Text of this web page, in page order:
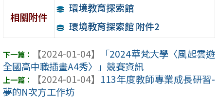
相關附件
環境教育探索館
環境教育探索館 附件2
【2024-01-04】
「2024華梵大學〈風起雲遊
全國高中職插畫A4秀〉」競賽資訊
【2024-01-04】 113年度教師專業成長研習-
夢的N次方工作坊